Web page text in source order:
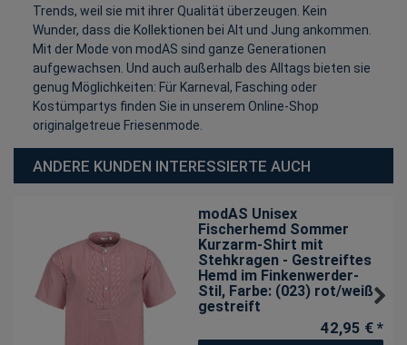
Trends, weil sie mit ihrer Qualität überzeugen. Kein
Wunder, dass die Kollektionen bei Alt und Jung ankommen.
Mit der Mode von modAS sind ganze Generationen
aufgewachsen. Und auch außerhalb des Alltags bieten sie
genug Möglichkeiten: Für Karneval, Fasching oder
Kostümpartys finden Sie in unserem Online-Shop
originalgetreue Friesenmode.
ANDERE KUNDEN INTERESSIERTE AUCH
modAS Unisex
Fischerhemd Sommer
Kurzarm-Shirt mit
Stehkragen - Gestreiftes
Hemd im Finkenwerder-
Stil, Farbe: (023) rot/weiß
gestreift
42,95 € *